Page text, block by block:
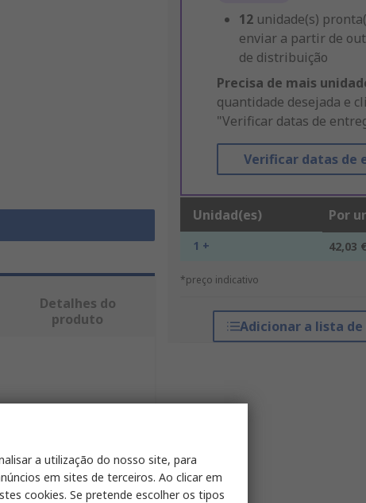
12 unidade(s)
enviar a partir de
de distribuição
Precisa de mais
quantidade desejada e
"Verificar datas de
Verificar datas de
Unidad(es) Por
1 + 42,03 €
*preço indicativo
Adicionar a lista
Detalhes do
produto
termopar
a utilização do nosso site, para
em sites de terceiros. Ao clicar em
cookies. Se pretende escolher os tipos